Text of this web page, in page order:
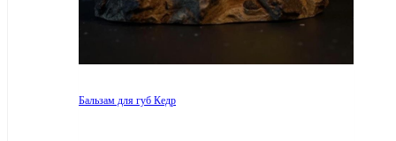
Бальзам для губ Кедр